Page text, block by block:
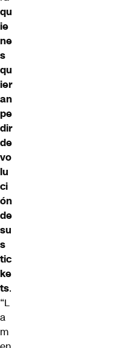
qu
ie
ne
s
qu
ier
an
pe
dir
de
vo
lu
ci
ón
de
su
s
tic
ke
ts.
“L
a
m